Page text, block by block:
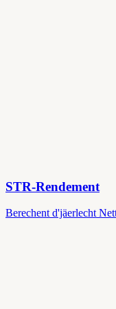
STR-Rendement
Berechent d'jäerlecht